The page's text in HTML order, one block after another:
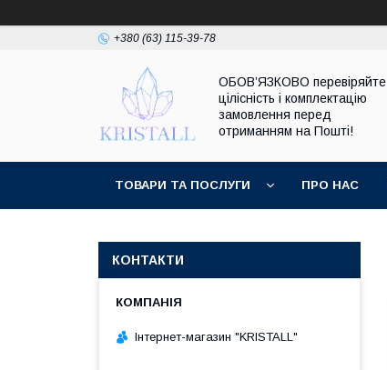
+380 (63) 115-39-78
ОБОВ’ЯЗКОВО перевіряйте
цілісність і комплектацію
замовлення перед
отриманням на Пошті!
ТОВАРИ ТА ПОСЛУГИ ПРО НАС
КОНТАКТИ
Інтернет-магазин "KRISTALL"